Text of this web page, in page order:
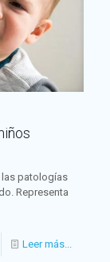
las patologías
Representa
Leer más...